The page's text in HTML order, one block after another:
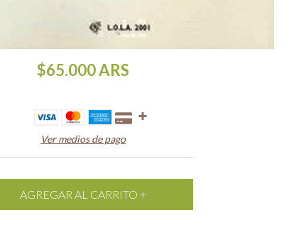
$65.000ARS
Ver medios de pago